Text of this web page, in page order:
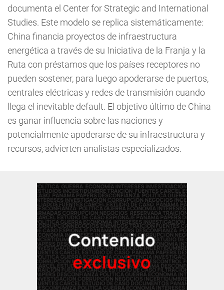
documenta el Center for Strategic and International
Studies. Este modelo se replica sistemáticamente:
China financia proyectos de infraestructura
energética a través de su Iniciativa de la Franja y la
Ruta con préstamos que los países receptores no
pueden sostener, para luego apoderarse de puertos,
centrales eléctricas y redes de transmisión cuando
llega el inevitable default. El objetivo último de China
es ganar influencia sobre las naciones y
potencialmente apoderarse de su infraestructura y
recursos, advierten analistas especializados.